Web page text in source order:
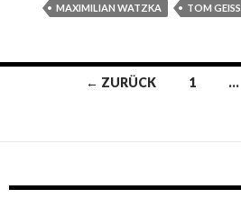
MAXIMILIAN WATZKA
TOM
Beitrags-← ZURÜCK 1 …